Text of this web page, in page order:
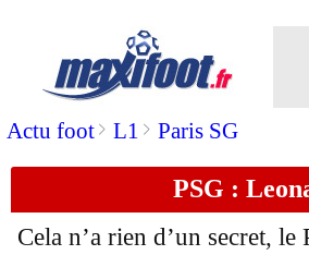
Actu foot> L1 > Paris SG
PSG :
Cela n’a rien d’un secret,
Dortmund : Zorc
15/05 PSG: futur de
15/05 Tottenham: Kane